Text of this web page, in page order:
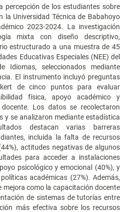
percepción de los estudiantes sobre
la Universidad Técnica de Babahoyo
2023-2024. La investigación
mixta con diseño descriptivo,
estructurado a una muestra de 45
Educativas Especiales (NEE) del
Idiomas, seleccionados mediante
El instrumento incluyó preguntas
de cinco puntos para evaluar
física, apoyo académico y
Los datos se recolectaron
y se analizaron mediante estadística
destacan varias barreras
incluida la falta de recursos
actitudes negativas de algunos
para acceder a instalaciones
psicológico y emocional (40%), y
académicas (27%). Además,
mejora como la capacitación docente
de sistemas de tutorías entre
más efectiva sobre los recursos